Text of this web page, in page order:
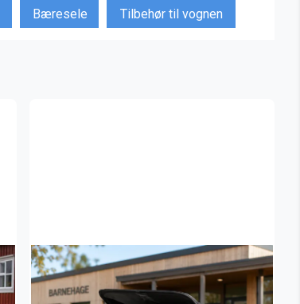
Bæresele Tilbehør til vognen